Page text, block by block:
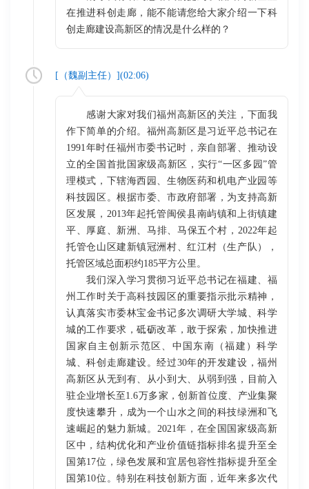
在推进科创走廊，能不能请您给大家介绍一下科
创走廊建设高新区的情况是什么样的？
[（魏副主任）](02:06)
感谢大家对我们福州高新区的关注，下面我
作下简单的介绍。福州高新区是习近平总书记在
1991年时任福州市委书记时，亲自部署、推动设
立的全国首批国家级高新区，实行“一区多园”管
理模式，下辖海西园、生物医药和机电产业园等
科技园区。根据市委、市政府部署，为支持高新
区发展，2013年起托管闽侯县南屿镇和上街镇建
平、厚庭、新洲、马排、马保五个村，2022年起
托管仓山区建新镇冠洲村、红江村（生产队），
托管区域总面积约185平方公里。
我们深入学习贯彻习近平总书记在福建、福
州工作时关于高科技园区的重要指示批示精神，
认真落实市委林宝金书记多次调研大学城、科学
城的工作要求，砥砺改革，敢于探索，加快推进
国家自主创新示范区、中国东南（福建）科学
城、科创走廊建设。经过30年的开发建设，福州
高新区从无到有、从小到大、从弱到强，目前入
驻企业增长至1.6万多家，创新首位度、产业集聚
度快速攀升，成为一个山水之间的科技绿洲和飞
速崛起的魅力新城。2021年，在全国国家级高新
区中，结构优化和产业价值链指标排名提升至全
国第17位，绿色发展和宜居包容性指标提升至全
国第10位。特别在科技创新方面，近年来多次代